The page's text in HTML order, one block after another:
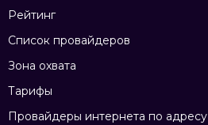
Рейтинг
Список провайдеров
Зона охвата
Тарифы
Провайдеры интернета по адресу